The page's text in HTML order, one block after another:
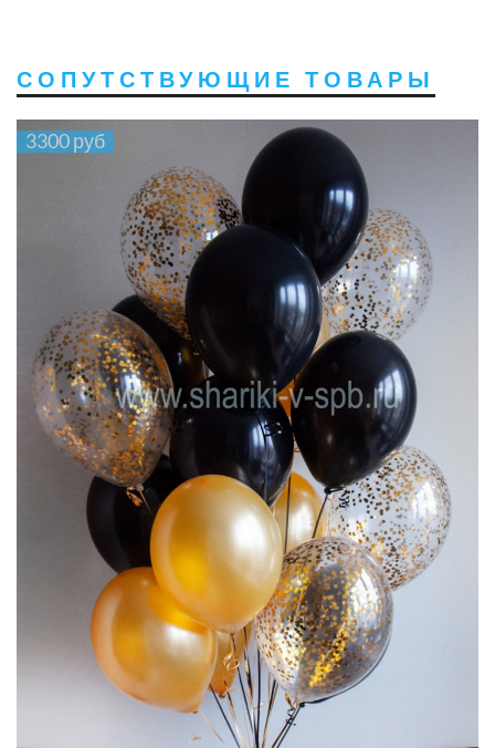
СОПУТСТВУЮЩИЕ ТОВАРЫ
3300 руб